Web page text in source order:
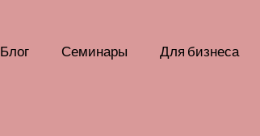
Блог Семинары Для бизнеса